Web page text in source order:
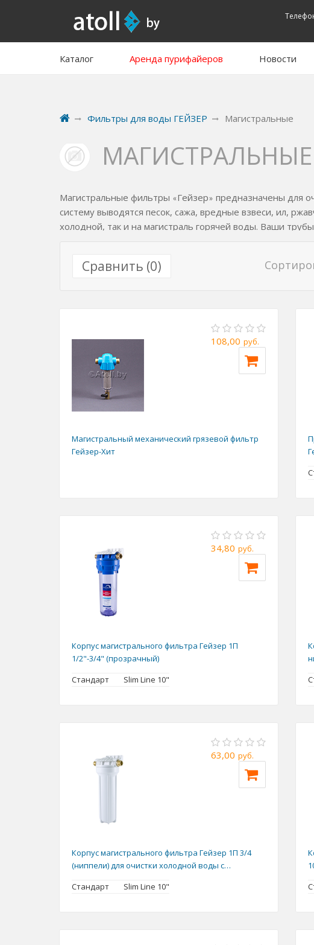
Каталог Аренда пурифайеров Новости
Фильтры для воды ГЕЙЗЕР Магистральные
МАГИСТРАЛЬНЫЕ
Магистральные фильтры « Гейзер» предназначены для
систему выводятся песок, сажа, вредные взвеси, ил,
холодной, так и на магистраль горячей воды. Ваши
Сравнить (0)
108,00 руб.
Магистральный механический грязевой фильтр
Гейзер-Хит
34,80 руб.
Корпус магистрального фильтра Гейзер 1П
1/2"-3/4" (прозрачный)
Стандарт
Slim Line 10"
63,00 руб.
Корпус магистрального фильтра Гейзер 1П 3/4
(ниппели) для очистки холодной воды с
Стандарт Slim Line 10"